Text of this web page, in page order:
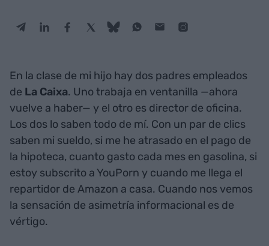
En la clase de mi hijo hay dos padres empleados
de La Caixa. Uno trabaja en ventanilla —ahora
vuelve a haber— y el otro es director de oficina.
Los dos lo saben todo de mí. Con un par de clics
saben mi sueldo, si me he atrasado en el pago de
la hipoteca, cuanto gasto cada mes en gasolina, si
estoy subscrito a YouPorn y cuando me llega el
repartidor de Amazon a casa. Cuando nos vemos
la sensación de asimetría informacional es de
vértigo.